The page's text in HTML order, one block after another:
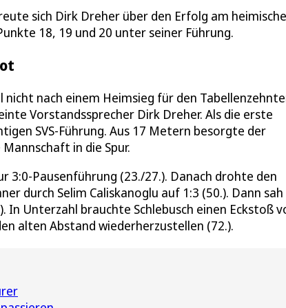
sich Dirk Dreher über den Erfolg am
18, 19 und 20 unter seiner Führung.
nach einem Heimsieg für den
Vorstandssprecher Dirk Dreher. Als die erste
SVS-Führung. Aus 17 Metern besorgte der
in die Spur.
3:0-Pausenführung (23./27.). Danach drohte den
durch Selim Caliskanoglu auf 1:3 (50.). Dann sah
In Unterzahl brauchte Schlebusch einen Eckstoß
alten Abstand wiederherzustellen (72.).